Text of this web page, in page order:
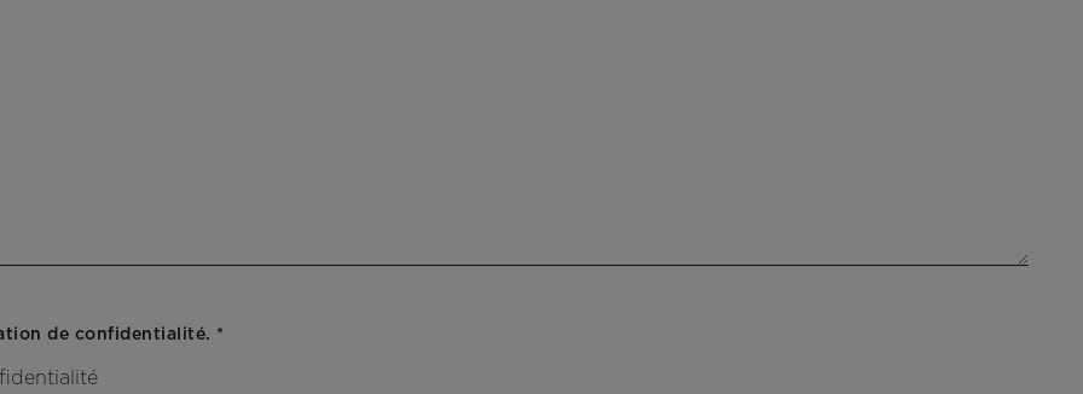
Veuillez confirmer votre consentement à notre déclaration de confidentialité. *